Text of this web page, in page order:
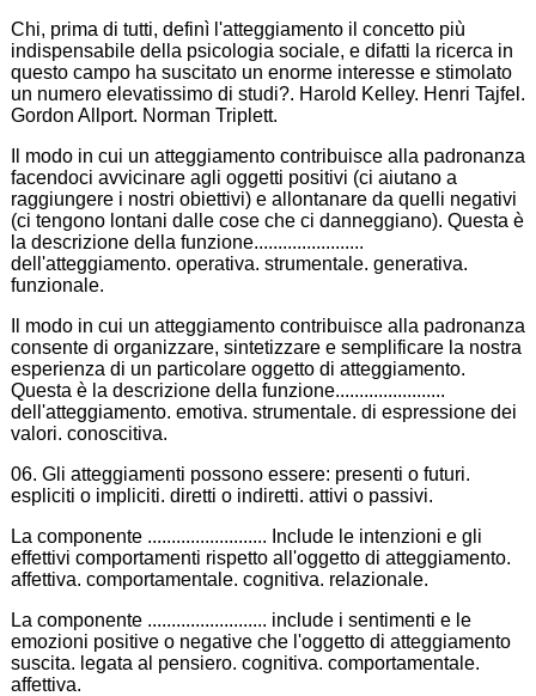
Chi, prima di tutti, definì l'atteggiamento il concetto più
indispensabile della psicologia sociale, e difatti la ricerca in
questo campo ha suscitato un enorme interesse e stimolato
un numero elevatissimo di studi?. Harold Kelley. Henri Tajfel.
Gordon Allport. Norman Triplett.
Il modo in cui un atteggiamento contribuisce alla padronanza
facendoci avvicinare agli oggetti positivi (ci aiutano a
raggiungere i nostri obiettivi) e allontanare da quelli negativi
(ci tengono lontani dalle cose che ci danneggiano). Questa è
la descrizione della funzione.......................
dell'atteggiamento. operativa. strumentale. generativa.
funzionale.
Il modo in cui un atteggiamento contribuisce alla padronanza
consente di organizzare, sintetizzare e semplificare la nostra
esperienza di un particolare oggetto di atteggiamento.
Questa è la descrizione della funzione.......................
dell'atteggiamento. emotiva. strumentale. di espressione dei
valori. conoscitiva.
06. Gli atteggiamenti possono essere: presenti o futuri.
espliciti o impliciti. diretti o indiretti. attivi o passivi.
La componente ......................... Include le intenzioni e gli
effettivi comportamenti rispetto all'oggetto di atteggiamento.
affettiva. comportamentale. cognitiva. relazionale.
La componente ......................... include i sentimenti e le
emozioni positive o negative che l'oggetto di atteggiamento
suscita. legata al pensiero. cognitiva. comportamentale.
affettiva.